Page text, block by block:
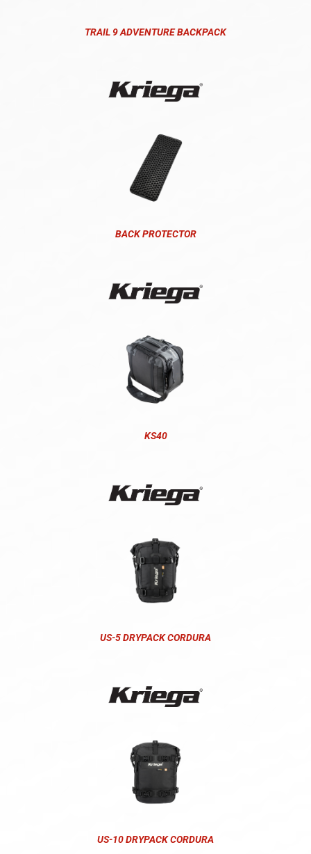
TRAIL 9 ADVENTURE BACKPACK
BACK PROTECTOR
KS40
US-5 DRYPACK CORDURA
US-10 DRYPACK CORDURA